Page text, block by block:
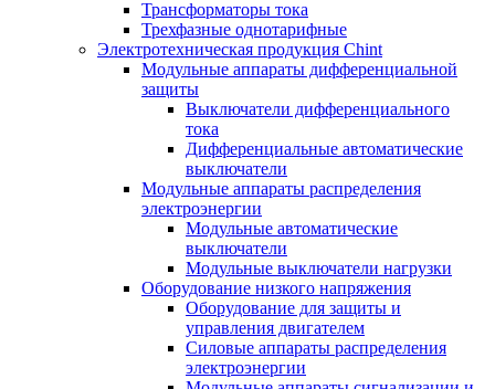
Трансформаторы тока
Трехфазные однотарифные
Электротехническая продукция Chint
Модульные аппараты дифференциальной
защиты
Выключатели дифференциального
тока
Дифференциальные автоматические
выключатели
Модульные аппараты распределения
электроэнергии
Модульные автоматические
выключатели
Модульные выключатели нагрузки
Оборудование низкого напряжения
Оборудование для защиты и
управления двигателем
Силовые аппараты распределения
электроэнергии